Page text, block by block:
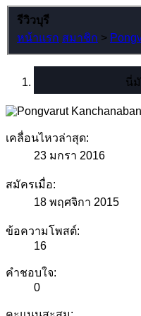
รีวิวบุรี
หน้าแรก สมาชิก >
นี่
เคลื่อนไหวล่าสุด:
23 มกรา 2016
สมัครเมื่อ:
18 พฤศจิกา 2015
ข้อความโพสต์:
16
คำชอบใจ:
0